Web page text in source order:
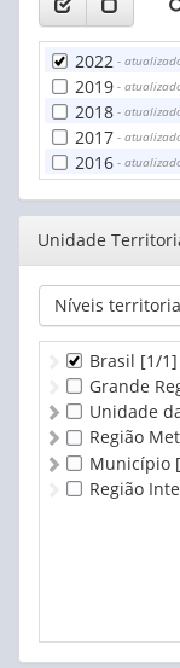
2022 -
2019 -
2018 -
2017 -
2016 -
Editor
Unidade
Níveis
Brasil [1/1]
Grande
Unidade
Região
Município
Região